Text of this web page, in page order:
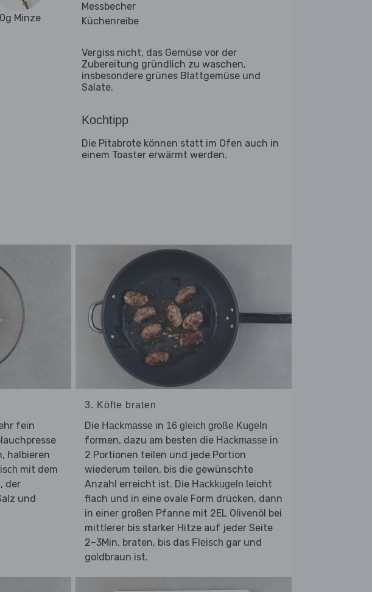
Minze
Messbecher
Küchenreibe
Vergiss nicht, das Gemüse vor der
Zubereitung gründlich zu waschen,
insbesondere grünes Blattgemüse und
Salate.
Kochtipp
Die Pitabrote können statt im Ofen auch in
einem Toaster erwärmt werden.
fein
halbieren
mit dem
, der
und
3. Köfte braten
Die Hackmasse in 16 gleich große Kugeln
formen, dazu am besten die Hackmasse in
2 Portionen teilen und jede Portion
wiederum teilen, bis die gewünschte
Anzahl erreicht ist. Die Hackkugeln leicht
flach und in eine ovale Form drücken, dann
in einer großen Pfanne mit 2EL Olivenöl bei
mittlerer bis starker Hitze auf jeder Seite
2–3Min. braten, bis das Fleisch gar und
goldbraun ist.